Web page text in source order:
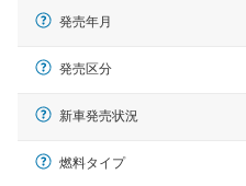
発売年月
発売区分
新車発売状況
燃料タイプ